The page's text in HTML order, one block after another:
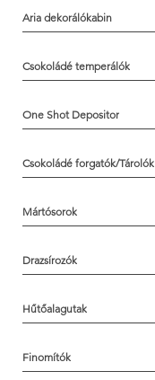
Aria dekorálókabin
Csokoládé temperálók
One Shot Depositor
Csokoládé forgatók/Tárolók
Mártósorok
Drazsírozók
Hűtőalagutak
Finomítók